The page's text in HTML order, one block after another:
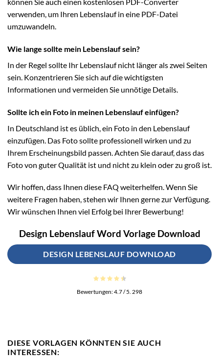
verwenden, um Ihren Lebenslauf in eine PDF-Datei
umzuwandeln.
Wie lange sollte mein Lebenslauf sein?
In der Regel sollte Ihr Lebenslauf nicht länger als zwei Seiten
sein. Konzentrieren Sie sich auf die wichtigsten
Informationen und vermeiden Sie unnötige Details.
Sollte ich ein Foto in meinen Lebenslauf einfügen?
In Deutschland ist es üblich, ein Foto in den Lebenslauf
einzufügen. Das Foto sollte professionell wirken und zu
Ihrem Erscheinungsbild passen. Achten Sie darauf, dass das
Foto von guter Qualität ist und nicht zu klein oder zu groß ist.
Wir hoffen, dass Ihnen diese FAQ weiterhelfen. Wenn Sie
weitere Fragen haben, stehen wir Ihnen gerne zur Verfügung.
Wir wünschen Ihnen viel Erfolg bei Ihrer Bewerbung!
Design Lebenslauf Word Vorlage Download
DESIGN LEBENSLAUF DOWNLOAD
Bewertungen:4.7/ 5. 298
DIESE VORLAGEN KÖNNTEN SIE AUCH
INTERESSEN: